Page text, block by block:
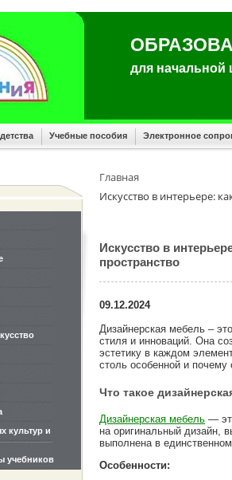
для
Учебные пособия Электронное
культур и
учебников
Главная
Искусство в интерьере:
Искусство в
пространство
09.12.2024
Дизайнерская мебель –
стиля и инноваций. Она
эстетику в каждом
столь особенной и почему
Что такое
Дизайнерская мебель —
на оригинальный дизайн,
выполнена в
Особенности: